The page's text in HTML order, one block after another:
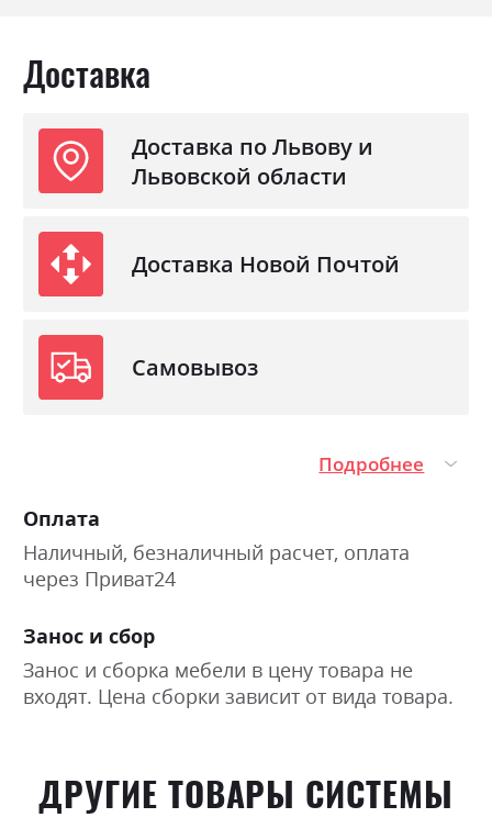
Доставка
Доставка по Львову и
Львовской области
Доставка Новой Почтой
Самовывоз
Подробнее
Оплата
Наличный, безналичный расчет, оплата
через Приват24
Занос и сбор
Занос и сборка мебели в цену товара не
входят. Цена сборки зависит от вида товара.
ДРУГИЕ ТОВАРЫ СИСТЕМЫ